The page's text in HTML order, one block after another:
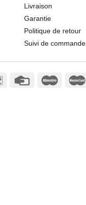
Livraison
Garantie
Politique de retour
Suivi de commande